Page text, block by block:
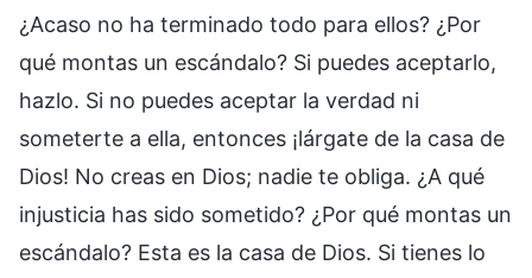
¿Acaso no ha terminado todo para ellos? ¿Por
qué montas un escándalo? Si puedes aceptarlo,
hazlo. Si no puedes aceptar la verdad ni
someterte a ella, entonces ¡lárgate de la casa de
Dios! No creas en Dios; nadie te obliga. ¿A qué
injusticia has sido sometido? ¿Por qué montas un
escándalo? Esta es la casa de Dios. Si tienes lo